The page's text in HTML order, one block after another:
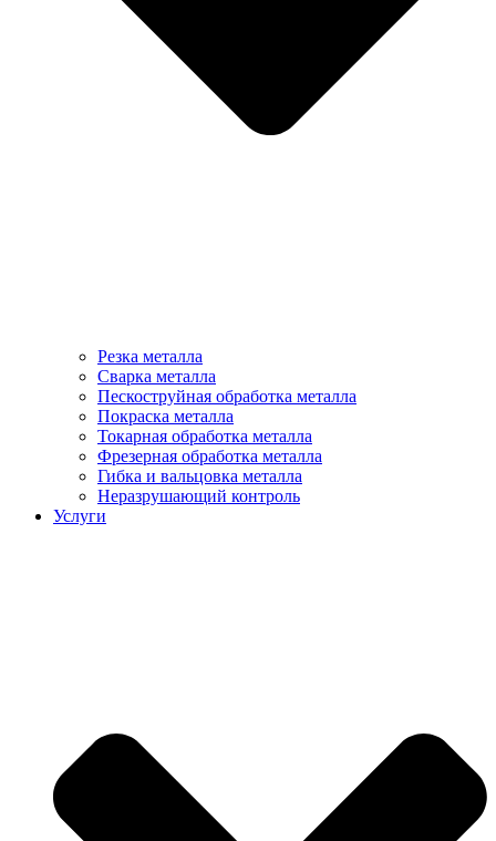
Резка металла
Сварка металла
Пескоструйная обработка металла
Покраска металла
Токарная обработка металла
Фрезерная обработка металла
Гибка и вальцовка металла
Неразрушающий контроль
Услуги